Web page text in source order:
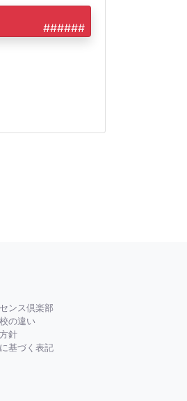
######
ンス倶楽部
の違い
針
基づく表記